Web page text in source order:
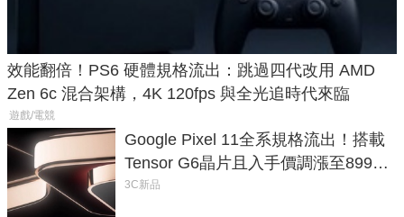
效能翻倍！PS6 硬體規格流出：跳過四代改用 AMD
Zen 6c 混合架構，4K 120fps 與全光追時代來臨
遊戲/電競
Google Pixel 11全系規格流出！搭載
Tensor G6晶片且入手價調漲至899美
元
3C新品